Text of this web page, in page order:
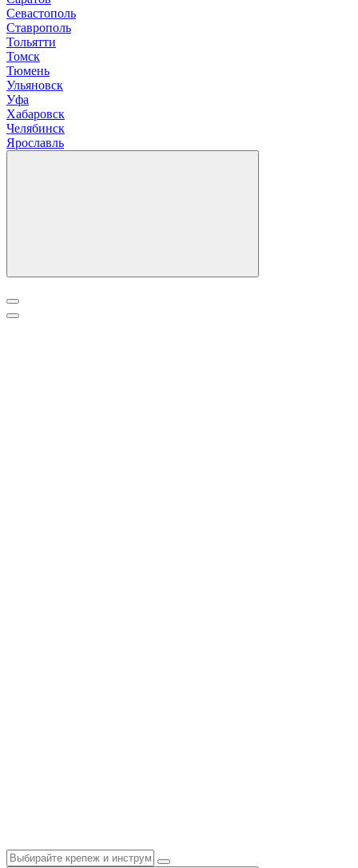
Севастополь
Ставрополь
Тольятти
Томск
Тюмень
Ульяновск
Уфа
Хабаровск
Челябинск
Ярославль